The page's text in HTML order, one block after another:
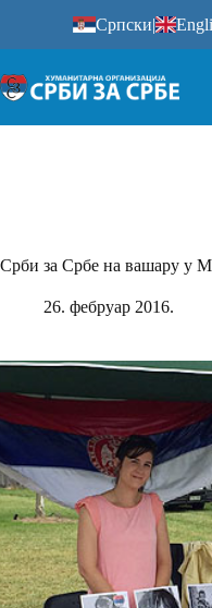
Српски|
Срби за Србе на вашару у
26. фебруар 2016.